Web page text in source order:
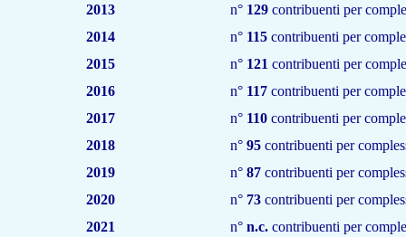
2013
n° 129contribuenti per
2014
n° 115contribuenti per
2015
n° 121 contribuenti per
2016
n° 117contribuenti per
2017
n° 110contribuenti per
2018
n° 95contribuenti per
2019
n° 87contribuenti per
2020
n° 73contribuenti per
2021
n° n.c.contribuenti per